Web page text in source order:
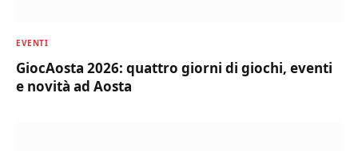
EVENTI
GiocAosta 2026: quattro giorni di giochi, eventi
e novità ad Aosta